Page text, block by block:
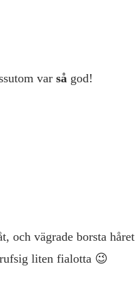
var så god!
och vägrade borsta håret
liten fialotta 😉